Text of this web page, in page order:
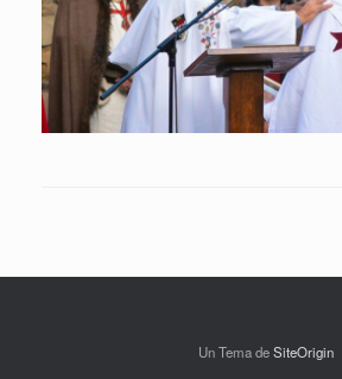
Un Tema deSiteOrigin